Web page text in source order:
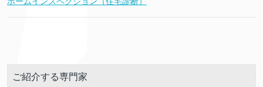
ご紹介する専門家